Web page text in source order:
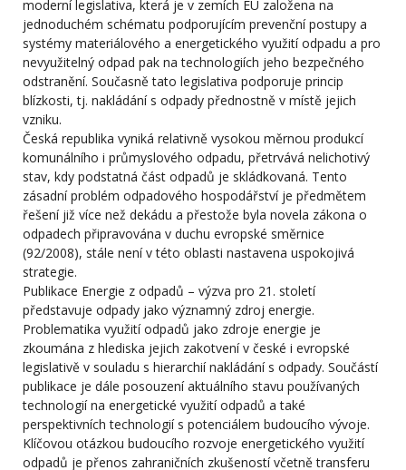
moderní legislativa, která je v zemích EU založena na
jednoduchém schématu podporujícím prevenční postupy a
systémy materiálového a energetického využití odpadu a pro
nevyužitelný odpad pak na technologiích jeho bezpečného
odstranění. Současně tato legislativa podporuje princip
blízkosti, tj. nakládání s odpady přednostně v místě jejich
vzniku.
Česká republika vyniká relativně vysokou měrnou produkcí
komunálního i průmyslového odpadu, přetrvává nelichotivý
stav, kdy podstatná část odpadů je skládkovaná. Tento
zásadní problém odpadového hospodářství je předmětem
řešení již více než dekádu a přestože byla novela zákona o
odpadech připravována v duchu evropské směrnice
(92/2008), stále není v této oblasti nastavena uspokojivá
strategie.
Publikace Energie z odpadů – výzva pro 21. století
představuje odpady jako významný zdroj energie.
Problematika využití odpadů jako zdroje energie je
zkoumána z hlediska jejich zakotvení v české i evropské
legislativě v souladu s hierarchií nakládání s odpady. Součástí
publikace je dále posouzení aktuálního stavu používaných
technologií na energetické využití odpadů a také
perspektivních technologií s potenciálem budoucího vývoje.
Klíčovou otázkou budoucího rozvoje energetického využití
odpadů je přenos zahraničních zkušeností včetně transferu